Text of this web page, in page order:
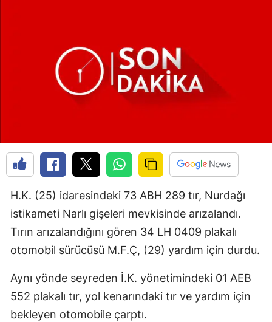
H.K. (25) idaresindeki 73 ABH 289 tır, Nurdağı
istikameti Narlı gişeleri mevkisinde arızalandı.
Tırın arızalandığını gören 34 LH 0409 plakalı
otomobil sürücüsü M.F.Ç, (29) yardım için durdu.
Aynı yönde seyreden İ.K. yönetimindeki 01 AEB
552 plakalı tır, yol kenarındaki tır ve yardım için
bekleyen otomobile çarptı.